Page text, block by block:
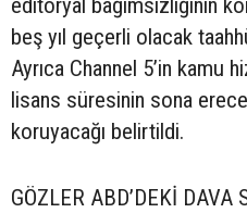
editoryal bağımsızlığının
beş yıl geçerli olacak
Ayrıca Channel 5’in kamu
lisans süresinin sona
koruyacağı belirtildi.
GÖZLER ABD’DEKİ DAVA